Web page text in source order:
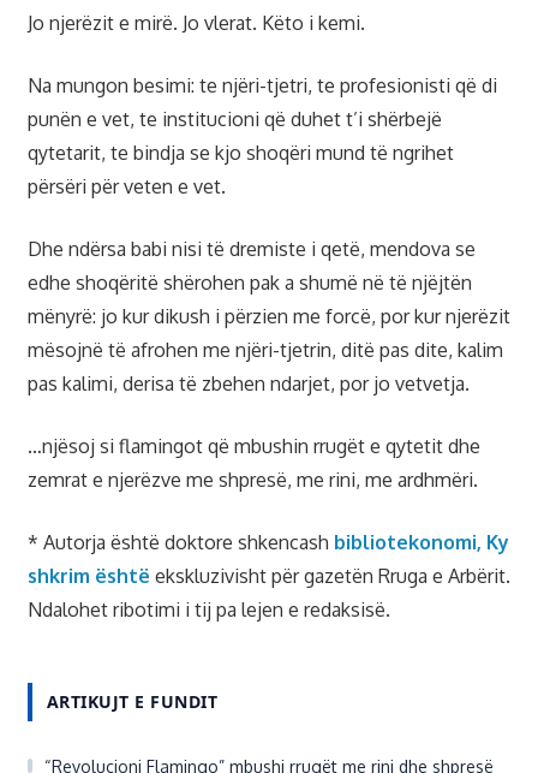
Jo njerëzit e mirë. Jo vlerat. Këto i kemi.
Na mungon besimi: te njëri-tjetri, te profesionisti që di
punën e vet, te institucioni që duhet t’i shërbejë
qytetarit, te bindja se kjo shoqëri mund të ngrihet
përsëri për veten e vet.
Dhe ndërsa babi nisi të dremiste i qetë, mendova se
edhe shoqëritë shërohen pak a shumë në të njëjtën
mënyrë: jo kur dikush i përzien me forcë, por kur njerëzit
mësojnë të afrohen me njëri-tjetrin, ditë pas dite, kalim
pas kalimi, derisa të zbehen ndarjet, por jo vetvetja.
…njësoj si flamingot që mbushin rrugët e qytetit dhe
zemrat e njerëzve me shpresë, me rini, me ardhmëri.
* Autorja është doktore shkencash bibliotekonomi, Ky
shkrim është ekskluzivisht për gazetën Rruga e Arbërit.
Ndalohet ribotimi i tij pa lejen e redaksisë.
ARTIKUJT E FUNDIT
“Revolucioni Flamingo” mbushi rrugët me rini dhe shpresë